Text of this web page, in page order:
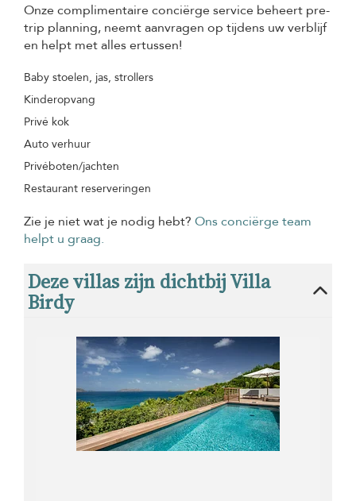
Onze complimentaire conciërge service beheert pre-
trip planning, neemt aanvragen op tijdens uw verblijf
en helpt met alles ertussen!
Baby stoelen, jas, strollers
Kinderopvang
Privé kok
Auto verhuur
Privéboten/jachten
Restaurant reserveringen
Zie je niet wat je nodig hebt? Ons conciërge team
helpt u graag.
Deze villas zijn dichtbij Villa
Birdy